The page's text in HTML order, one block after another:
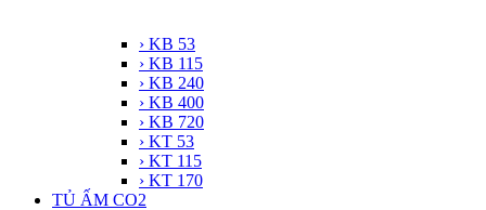
› KB 53
› KB 115
› KB 240
› KB 400
› KB 720
› KT 53
› KT 115
› KT 170
TỦ ẤM CO2